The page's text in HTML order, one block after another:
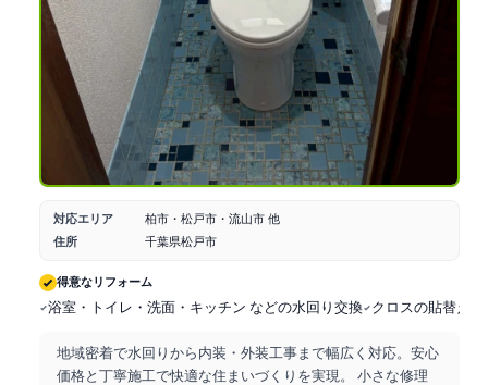
対応エリア
柏市・松戸市・流山市 他
住所
千葉県松戸市
得意なリフォーム
浴室・トイレ・洗面・キッチン などの水回り交換 クロスの貼替え
地域密着で水回りから内装・外装工事まで幅広く対応。安心
価格と丁寧施工で快適な住まいづくりを実現。 小さな修理